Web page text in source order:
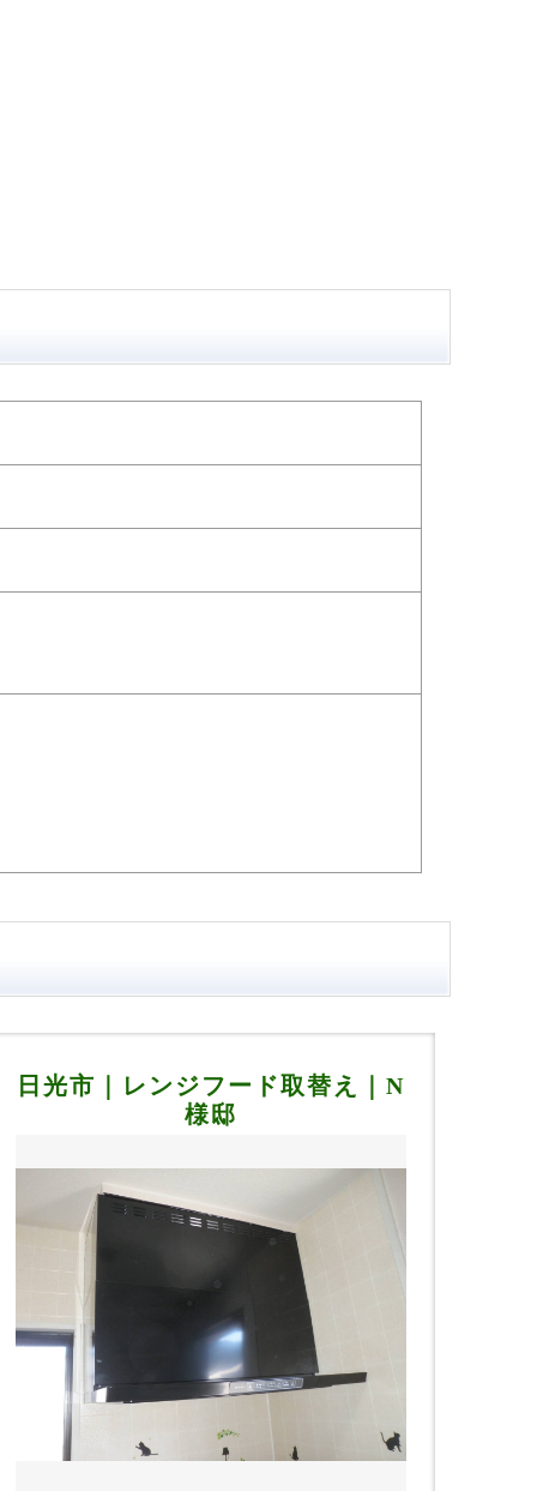
日光市｜レンジフード取替え｜N
様邸